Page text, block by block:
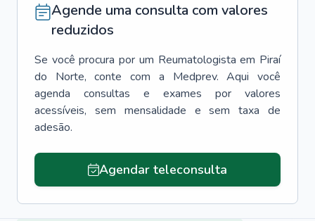
Agende uma consulta com valores
reduzidos
Se você procura por um Reumatologista em Piraí
do Norte, conte com a Medprev. Aqui você
agenda consultas e exames por valores
acessíveis, sem mensalidade e sem taxa de
adesão.
Agendar teleconsulta